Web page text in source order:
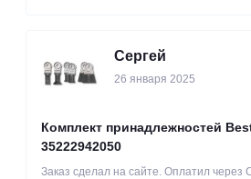
Сергей
26 января 2025
Комплект принадлежностей
35222942050
Заказ сделал на сайте. Оплатил через